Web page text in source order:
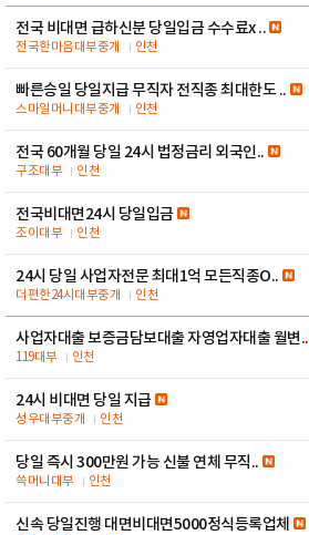
전국 비대면 급하신분 당일입금 수수료x ..
전국한마음대부중개 인천
빠른승일 당일지급 무직자 전직종 최대한도 ..
스마일머니대부중개 인천
전국 60개월 당일 24시 법정금리 외국인..
구조대부 인천
전국비대면24시 당일입금
조이대부 인천
24시 당일 사업자전문 최대1억 모든직종O..
더편한24시대부중개 인천
사업자대출 보증금담보대출 자영업자대출 월변..
119대부 인천
24시 비대면 당일 지급
성우대부중개 인천
당일 즉시 300만원 가능 신불 연체 무직..
쓱머니대부 인천
신속 당일진행 대면비대면5000정식등록업체